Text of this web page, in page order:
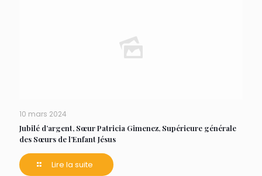
10 mars 2024
Jubilé d’argent, Sœur Patricia Gimenez, Supérieure générale
des Sœurs de l’Enfant Jésus
Lire la suite